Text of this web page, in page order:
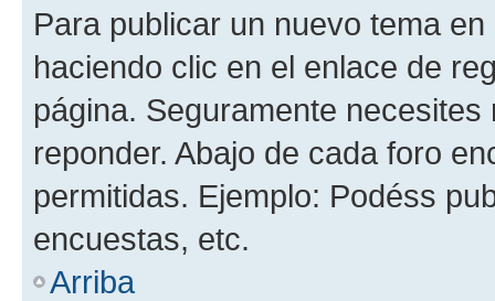
Para publicar un nuevo tema
haciendo clic en el enlace de
página. Seguramente
reponder. Abajo de cada foro
permitidas. Ejemplo: Podéss
encuestas, etc.
Arriba